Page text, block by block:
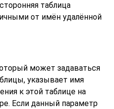
таблица
от имён удалённой
может задаваться
указывает имя
к этой таблице на
Если данный параметр